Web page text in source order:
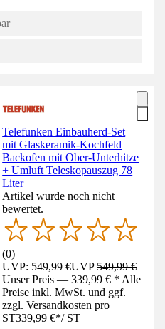
Telefunken Einbauherd-Set
mit Glaskeramik-Kochfeld
Backofen mit Ober-Unterhitze
+ Umluft Teleskopauszug 78
Liter
Artikel wurde noch nicht
bewertet.
(0)
UVP: 549,99 €UVP549,99 €
Unser Preis — 339,99 € * Alle
Preise inkl. MwSt. und ggf.
zzgl. Versandkosten pro
ST339,99 €*/ ST